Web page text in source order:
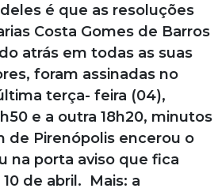
é que as resoluções
Costa Gomes de Barros
atrás em todas as suas
foram assinadas no
terça- feira (04),
e a outra 18h20, minutos
de Pirenópolis encerou o
na porta aviso que fica
de abril. Mais: a